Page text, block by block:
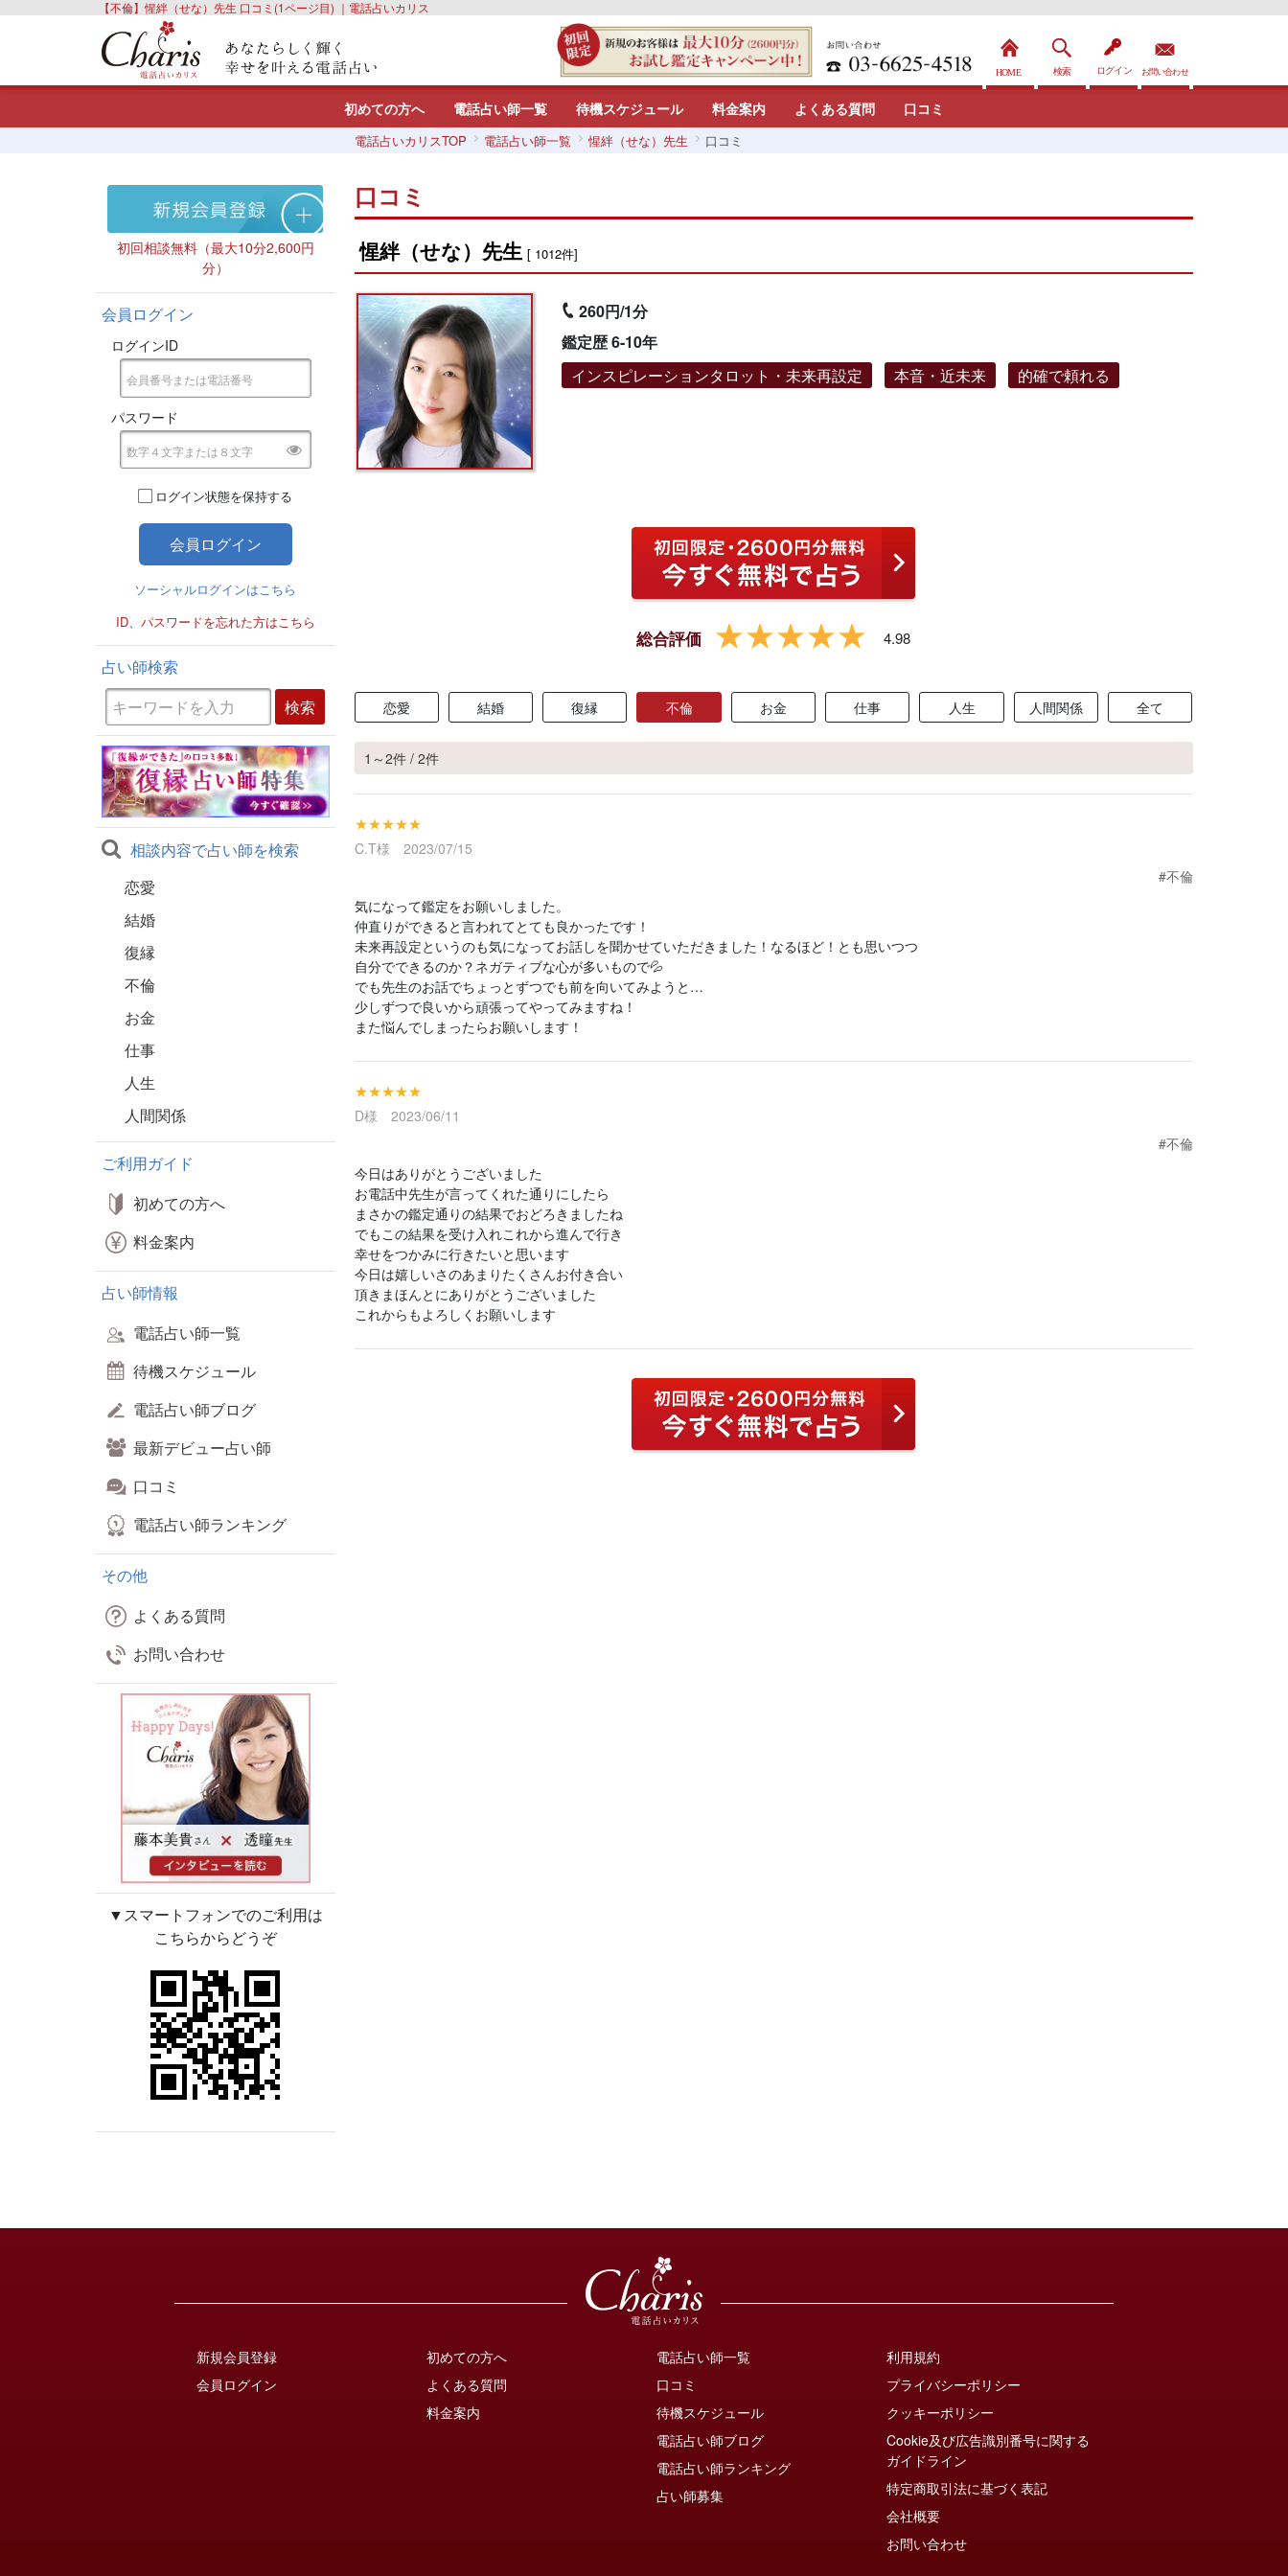
【不倫】惺絆（せな）先生 口コミ(1ページ目) ｜電話占いカリス
初めての方へ 電話占い師一覧 待機スケジュール 料金案内 よくある質問 口コミ
電話占いカリスTOP 電話占い師一覧 惺絆（せな）先生 口コミ
初回相談無料（最大10分2,600円
分）
会員ログイン
ログインID
パスワード
ログイン状態を保持する
ソーシャルログインはこちら
ID、パスワードを忘れた方はこちら
占い師検索
相談内容で占い師を検索
恋愛
結婚
復縁
不倫
お金
仕事
人生
人間関係
ご利用ガイド
初めての方へ
料金案内
占い師情報
電話占い師一覧
待機スケジュール
電話占い師ブログ
最新デビュー占い師
口コミ
電話占い師ランキング
その他
よくある質問
お問い合わせ
▼スマートフォンでのご利用は
こちらからどうぞ
口コミ
惺絆（せな）先生 [ 1012件]
260円/1分
鑑定歴 6-10年
インスピレーションタロット・未来再設定
本音・近未来 的確で頼れる
総合評価 4.98
恋愛 結婚 復縁 不倫 お金 仕事 人生 人間関係 全て
1～2件 / 2件
★★★★★
C.T様 2023/07/15
#不倫
気になって鑑定をお願いしました。
仲直りができると言われてとても良かったです！
未来再設定というのも気になってお話しを聞かせていただきました！なるほど！とも思いつつ
自分でできるのか？ネガティブな心が多いもので💦
でも先生のお話でちょっとずつでも前を向いてみようと…
少しずつで良いから頑張ってやってみますね！
また悩んでしまったらお願いします！
★★★★★
D様 2023/06/11
#不倫
今日はありがとうございました
お電話中先生が言ってくれた通りにしたら
まさかの鑑定通りの結果でおどろきましたね
でもこの結果を受け入れこれから進んで行き
幸せをつかみに行きたいと思います
今日は嬉しいさのあまりたくさんお付き合い
頂きまほんとにありがとうございました
これからもよろしくお願いします
新規会員登録
会員ログイン
初めての方へ
よくある質問
料金案内
電話占い師一覧
口コミ
待機スケジュール
電話占い師ブログ
電話占い師ランキング
占い師募集
利用規約
プライバシーポリシー
クッキーポリシー
Cookie及び広告識別番号に関する
ガイドライン
特定商取引法に基づく表記
会社概要
お問い合わせ